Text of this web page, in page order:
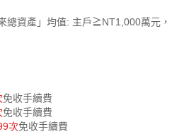
總資產」均值: 主戶≧NT1,000萬元，
免收手續費
免收手續費
次免收手續費